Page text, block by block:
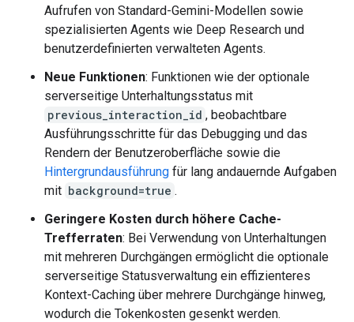
Aufrufen von Standard-Gemini-Modellen sowie
spezialisierten Agents wie Deep Research und
benutzerdefinierten verwalteten Agents.
Neue Funktionen: Funktionen wie der optionale
serverseitige Unterhaltungsstatus mit
previous_interaction_id , beobachtbare
Ausführungsschritte für das Debugging und das
Rendern der Benutzeroberfläche sowie die
Hintergrundausführung für lang andauernde Aufgaben
mit background=true .
Geringere Kosten durch höhere Cache-
Trefferraten: Bei Verwendung von Unterhaltungen
mit mehreren Durchgängen ermöglicht die optionale
serverseitige Statusverwaltung ein effizienteres
Kontext-Caching über mehrere Durchgänge hinweg,
wodurch die Tokenkosten gesenkt werden.